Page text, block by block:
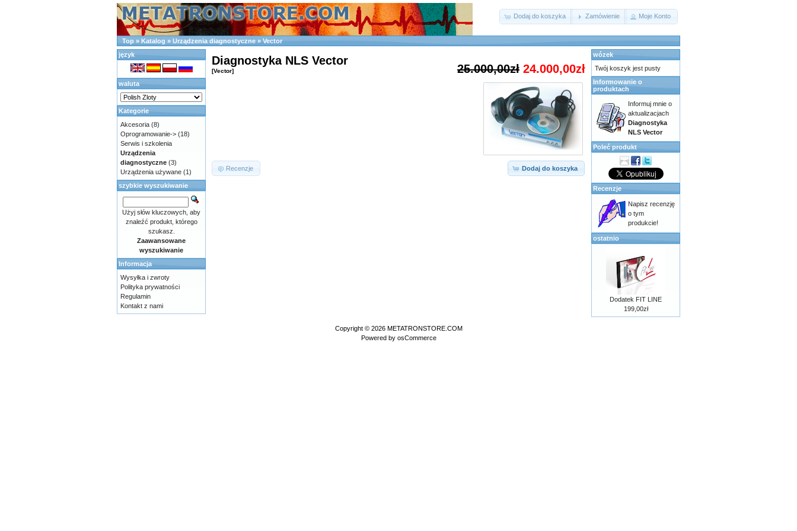
Dodaj do koszyka Zamówienie Moje Konto
Top » Katalog » Urządzenia diagnostyczne » Vector
25.000,00zł 24.000,00zł
Diagnostyka NLS Vector
[Vector]
Dodaj do koszyka
Recenzje
język
waluta
Kategorie
Akcesoria (8)
Oprogramowanie-> (18)
Serwis i szkolenia
Urządzenia
diagnostyczne (3)
Urządzenia używane (1)
szybkie wyszukiwanie
Użyj słów kluczowych, aby
znaleźć produkt, którego
szukasz.
Zaawansowane
wyszukiwanie
Informacja
Wysyłka i zwroty
Polityka prywatności
Regulamin
Kontakt z nami
wózek
Twój koszyk jest pusty
Informowanie o
produktach
Informuj mnie o
aktualizacjach
Diagnostyka
NLS Vector
Poleć produkt
Recenzje
Napisz recenzję
o tym
produkcie!
ostatnio
Dodatek FIT LINE
199,00zł
Copyright © 2026 METATRONSTORE.COM
Powered by osCommerce